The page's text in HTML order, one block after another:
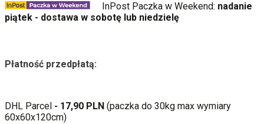
InPost Paczka w Weekend: nadanie
piątek - dostawa w sobotę lub niedzielę
Płatność przedpłatą:
DHL Parcel - 17,90 PLN (paczka do 30kg max wymiary
60x60x120cm)